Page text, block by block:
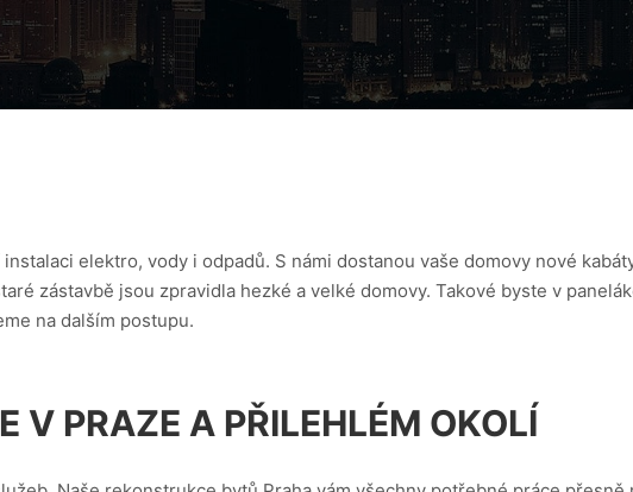
elektro, vody i odpadů. S námi dostanou vaše domovy nové
zástavbě jsou zpravidla hezké a velké domovy. Takové byste v
na dalším postupu.
V PRAZE A PŘILEHLÉM OKOLÍ